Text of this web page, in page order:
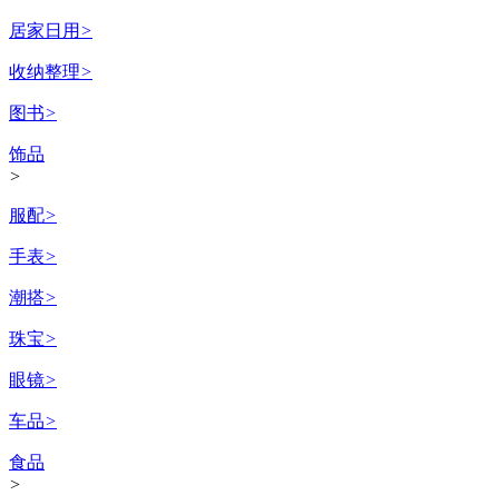
居家日用 >
收纳整理>
图书>
饰品
>
服配>
手表>
潮搭>
珠宝>
眼镜>
车品>
食品
>